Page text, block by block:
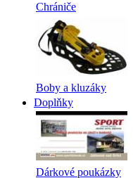
Chrániče
Boby a kluzáky
Doplňky
Dárkové poukázky